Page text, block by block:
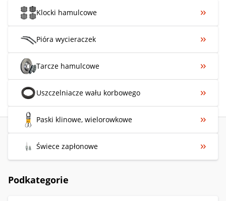
Klocki hamulcowe
Pióra wycieraczek
Tarcze hamulcowe
Uszczelniacze wału korbowego
Paski klinowe, wielorowkowe
Świece zapłonowe
Podkategorie